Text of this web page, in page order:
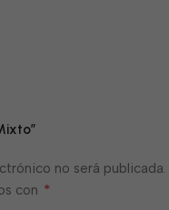
no será publicada.
con *